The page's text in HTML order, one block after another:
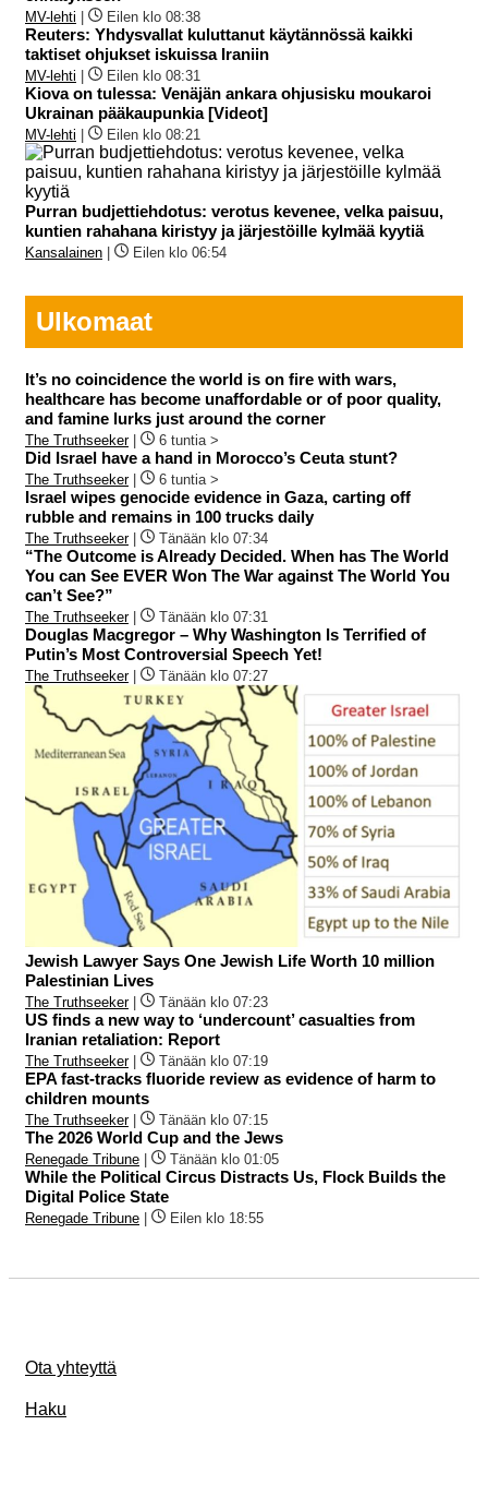
MV-lehti Eilen klo 08:38
Reuters: Yhdysvallat kuluttanut käytännössä kaikki
taktiset ohjukset iskuissa Iraniin
MV-lehti Eilen klo 08:31
Kiova on tulessa: Venäjän ankara ohjusisku moukaroi
Ukrainan pääkaupunkia [Videot]
MV-lehti Eilen klo 08:21
Purran budjettiehdotus: verotus kevenee, velka paisuu,
kuntien rahahana kiristyy ja järjestöille kylmää kyytiä
Kansalainen Eilen klo 06:54
Ulkomaat
It’s no coincidence the world is on fire with wars,
healthcare has become unaffordable or of poor quality,
and famine lurks just around the corner
The Truthseeker| 6 tuntia >
Did Israel have a hand in Morocco’s Ceuta stunt?
The Truthseeker| 6 tuntia >
Israel wipes genocide evidence in Gaza, carting off
rubble and remains in 100 trucks daily
The Truthseeker| Tänään klo 07:34
“The Outcome is Already Decided. When has The World
You can See EVER Won The War against The World You
can’t See?”
The Truthseeker| Tänään klo 07:31
Douglas Macgregor – Why Washington Is Terrified of
Putin’s Most Controversial Speech Yet!
The Truthseeker| Tänään klo 07:27
Jewish Lawyer Says One Jewish Life Worth 10 million
Palestinian Lives
The Truthseeker| Tänään klo 07:23
US finds a new way to ‘undercount’ casualties from
Iranian retaliation: Report
The Truthseeker| Tänään klo 07:19
EPA fast-tracks fluoride review as evidence of harm to
children mounts
The Truthseeker| Tänään klo 07:15
The 2026 World Cup and the Jews
Renegade Tribune Tänään klo 01:05
While the Political Circus Distracts Us, Flock Builds the
Digital Police State
Renegade Tribune Eilen klo 18:55
Ota yhteyttä
Haku